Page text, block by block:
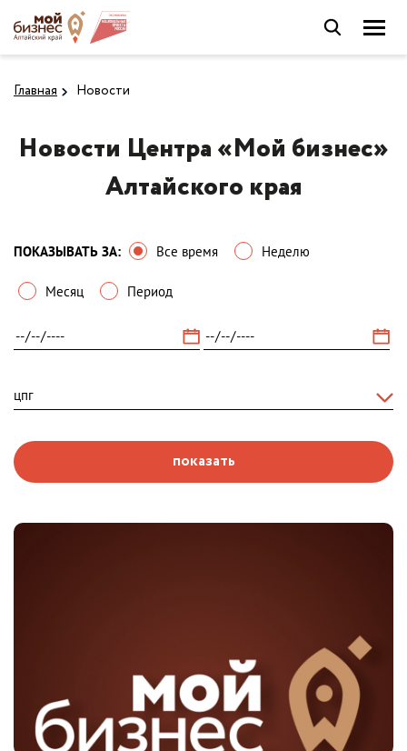
Главная Новости
Новости Центра «Мой бизнес»
Алтайского края
ПОКАЗЫВАТЬ ЗА: Все время Неделю
Месяц Период
показать